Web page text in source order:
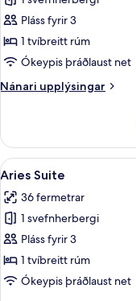
Executive
Double
Pláss fyrir 3
1 tvíbreitt rúm
Ókeypis þráðlaust net
Nánari upplýsingar
Nánari
Double
Skoða
allar
myndir
fyrir
Aries
Suite
11
Aries Suite
36 fermetrar
1 svefnherbergi
Pláss fyrir 3
1 tvíbreitt rúm
Ókeypis þráðlaust net